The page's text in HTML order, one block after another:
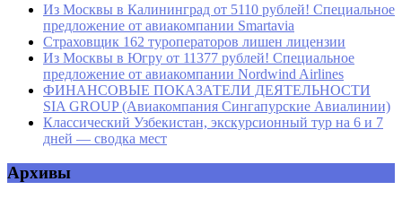
Из Москвы в Калининград от 5110 рублей! Специальное
предложение от авиакомпании Smartavia
Страховщик 162 туроператоров лишен лицензии
Из Москвы в Югру от 11377 рублей! Специальное
предложение от авиакомпании Nordwind Airlines
ФИНАНСОВЫЕ ПОКАЗАТЕЛИ ДЕЯТЕЛЬНОСТИ
SIA GROUP (Авиакомпания Сингапурские Авиалинии)
Классический Узбекистан, экскурсионный тур на 6 и 7
дней — сводка мест
Архивы